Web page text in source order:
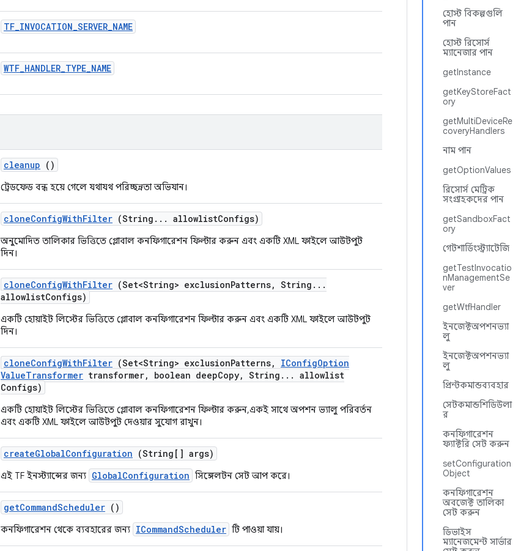
হোস্ট বিকল্পগুলি
পান
হোস্ট রিসোর্স
ম্যানেজার পান
getInstance
getKeyStoreFact
ory
getMultiDeviceRe
coveryHandlers
নাম পান
getOptionValues
রিসোর্স মেট্রিক
সংগ্রাহকদের পান
getSandboxFact
ory
গেটশার্ডিংস্ট্র্যাটেজি
getTestInvocatio
nManagementSe
ver
getWtfHandler
ইনজেক্টঅপশনভ্যা
লু
ইনজেক্টঅপশনভ্যা
লু
প্রিন্টকমান্ডব্যবহার
সেটকমান্ডশিডিউলা
র
কনফিগারেশন
ফ্যাক্টরি সেট করুন
setConfiguration
Object
কনফিগারেশন
অবজেক্ট তালিকা
সেট করুন
ডিভাইস
ম্যানেজমেন্ট সার্ভার
TF_INVOCATION_SERVER_NAME
WTF_HANDLER_TYPE_NAME
cleanup ()
ট্রেডফেড বন্ধ হয়ে গেলে যথাযথ পরিচ্ছন্নতা অভিযান।
cloneConfigWithFilter (String . . . allowlistConfigs)
অনুমোদিত তালিকার ভিত্তিতে গ্লোবাল কনফিগারেশন ফিল্টার করুন এবং একটি XML ফাইলে আউটপুট
দিন।
cloneConfigWithFilter (Set<String> exclusionPatterns, String . . .
allowlistConfigs)
একটি হোয়াইট লিস্টের ভিত্তিতে গ্লোবাল কনফিগারেশন ফিল্টার করুন এবং একটি XML ফাইলে আউটপুট
দিন।
cloneConfigWithFilter (Set<String> exclusionPatterns, IConfigOption
ValueTransformer transformer, boolean deepCopy, String . . . allowlist
Configs)
একটি হোয়াইট লিস্টের ভিত্তিতে গ্লোবাল কনফিগারেশন ফিল্টার করুন, একই সাথে অপশন ভ্যালু পরিবর্তন
এবং একটি XML ফাইলে আউটপুট দেওয়ার সুযোগ রাখুন।
createGlobalConfiguration (String[] args)
এই TF ইনস্ট্যান্সের জন্য GlobalConfiguration সিঙ্গেলটন সেট আপ করে।
getCommandScheduler ()
কনফিগারেশন থেকে ব্যবহারের জন্য ICommandScheduler টি পাওয়া যায়।